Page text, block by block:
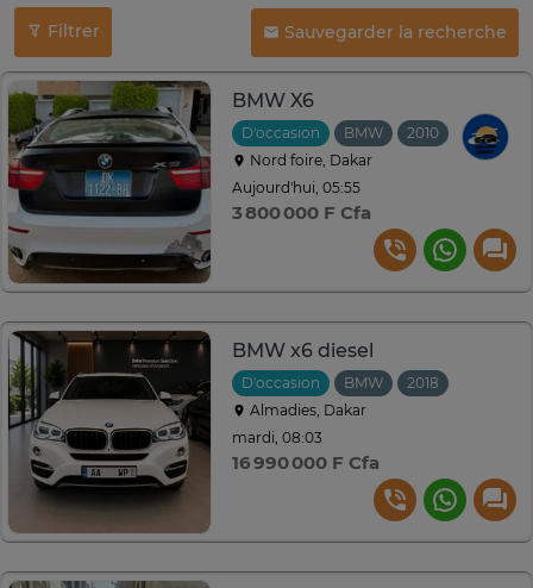
Filtrer Sauvegarder la recherche
BMW X6
D'occasion BMW 2010
Nord foire, Dakar
Aujourd'hui, 05:55
3 800 000 F Cfa
BMW x6 diesel
D'occasion BMW 2018
Almadies, Dakar
mardi, 08:03
16 990 000 F Cfa